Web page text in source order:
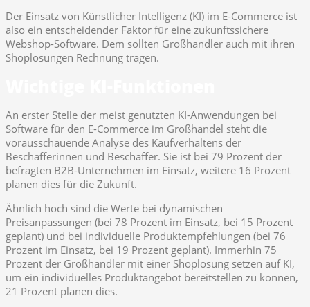
Der Einsatz von Künstlicher Intelligenz (KI) im E-Commerce ist
also ein entscheidender Faktor für eine zukunftssichere
Webshop-Software. Dem sollten Großhändler auch mit ihren
Shoplösungen Rechnung tragen.
An erster Stelle der meist genutzten KI-Anwendungen bei
Software für den E-Commerce im Großhandel steht die
vorausschauende Analyse des Kaufverhaltens der
Beschafferinnen und Beschaffer. Sie ist bei 79 Prozent der
befragten B2B-Unternehmen im Einsatz, weitere 16 Prozent
planen dies für die Zukunft.
Ähnlich hoch sind die Werte bei dynamischen
Preisanpassungen (bei 78 Prozent im Einsatz, bei 15 Prozent
geplant) und bei individuelle Produktempfehlungen (bei 76
Prozent im Einsatz, bei 19 Prozent geplant). Immerhin 75
Prozent der Großhändler mit einer Shoplösung setzen auf KI,
um ein individuelles Produktangebot bereitstellen zu können,
21 Prozent planen dies.